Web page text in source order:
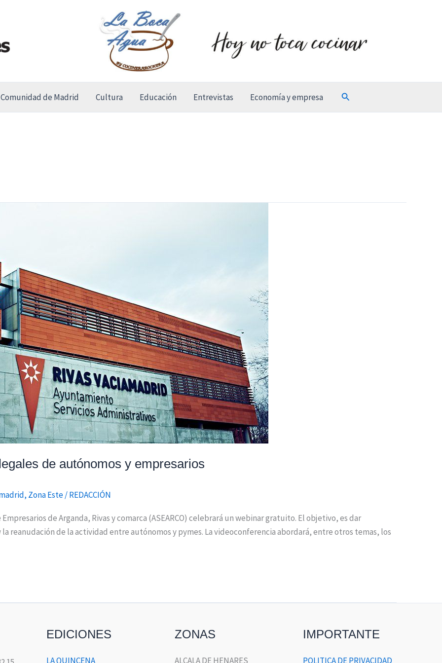
Comunidad de Madrid Cultura Educación Entrevistas Economía y empresa Buscar
de autónomos y empresarios
, Zona Este/REDACCIÓN
de Arganda, Rivas y comarca (ASEARCO) celebrará un webinar gratuito. El objetivo, es dar
reanudación de la actividad entre autónomos y pymes. La videoconferencia abordará, entre otros temas, los
EDICIONES
LA QUINCENA
ZONAS
ALCALA DE HENARES
IMPORTANTE
POLITICA DE PRIVACIDAD